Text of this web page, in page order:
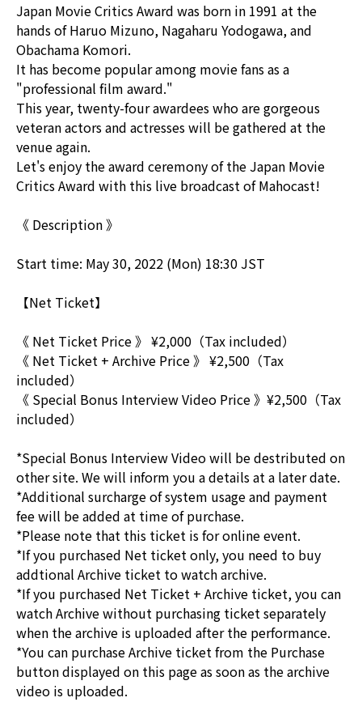
Japan Movie Critics Award was born in 1991 at the
hands of Haruo Mizuno, Nagaharu Yodogawa, and
Obachama Komori.
It has become popular among movie fans as a
"professional film award."
This year, twenty-four awardees who are gorgeous
veteran actors and actresses will be gathered at the
venue again.
Let's enjoy the award ceremony of the Japan Movie
Critics Award with this live broadcast of Mahocast!
《 Description 》
Start time: May 30, 2022 (Mon) 18:30 JST
【Net Ticket】
《 Net Ticket Price 》 ¥2,000（Tax included）
《 Net Ticket + Archive Price 》 ¥2,500（Tax
included）
《 Special Bonus Interview Video Price 》¥2,500（Tax
included）
*Special Bonus Interview Video will be destributed on
other site. We will inform you a details at a later date.
*Additional surcharge of system usage and payment
fee will be added at time of purchase.
*Please note that this ticket is for online event.
*If you purchased Net ticket only, you need to buy
addtional Archive ticket to watch archive.
*If you purchased Net Ticket + Archive ticket, you can
watch Archive without purchasing ticket separately
when the archive is uploaded after the performance.
*You can purchase Archive ticket from the Purchase
button displayed on this page as soon as the archive
video is uploaded.